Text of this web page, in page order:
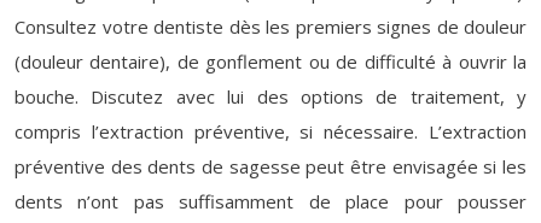
Consultez votre dentiste dès les premiers signes de douleur
(douleur dentaire), de gonflement ou de difficulté à ouvrir la
bouche. Discutez avec lui des options de traitement, y
compris l’extraction préventive, si nécessaire. L’extraction
préventive des dents de sagesse peut être envisagée si les
dents n’ont pas suffisamment de place pour pousser